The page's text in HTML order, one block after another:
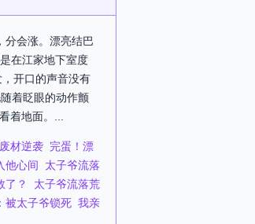
分会涨。漂亮结巴
在江家地下室度
开口的声音没有
着眨眼的动作颤
地面。...
材逆袭 完蛋！漂
他心间
太子爷流落
了？
太子爷流落荒
被太子爷锁死 我亲